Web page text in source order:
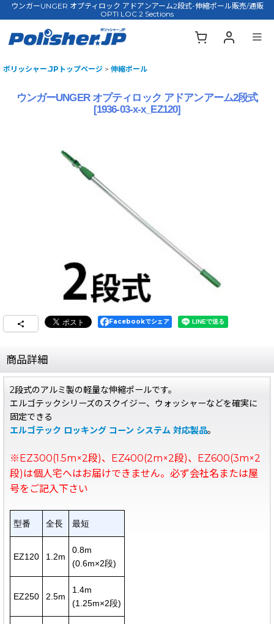
ウンガーUNGER オプティロック アドアンアーム2段式-伸縮ポール販売/通販
OPTI LOC 2 Sections
ポリッシャー.JPトップページ > 伸縮ポール
ウンガーUNGER オプティロック アドアンアーム2段式
[1936-03-x-x_EZ120]
Facebookでシェア
商品詳細
2段式のアルミ製の軽量な伸縮ポールです。
エルゴテックシリーズのスクイジー、ウォッシャーなどを確実に
固定できる
エルゴテック ロッキング コーン システム 対応製品。
※EZ300(1.5m×2段)、EZ400(2m×2段)、EZ600(3m×2
段)は個人宅へはお届けできません。必ず会社名または屋
号をご記入下さい
型番 全長 最短
EZ120 1.2m
0.8m
(0.6m×2段)
EZ250 2.5m
1.4m
(1.25m×2段)